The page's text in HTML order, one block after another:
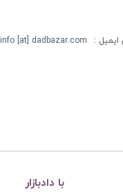
:
info [at] dadbazar.com
با دادبازار